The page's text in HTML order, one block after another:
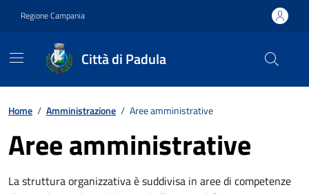
Regione Campania
Città di Padula
Contenuti in evidenza
Home / Amministrazione / Aree amministrative
Aree amministrative
La struttura organizzativa è suddivisa in aree di competenze